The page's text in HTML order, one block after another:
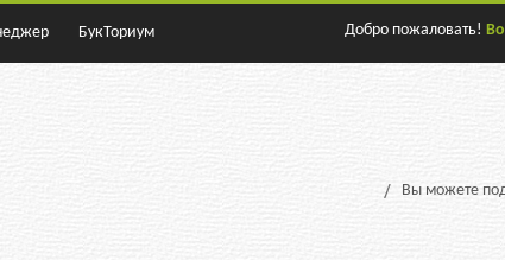
БукТориум Добро пожаловать!
Вы можете